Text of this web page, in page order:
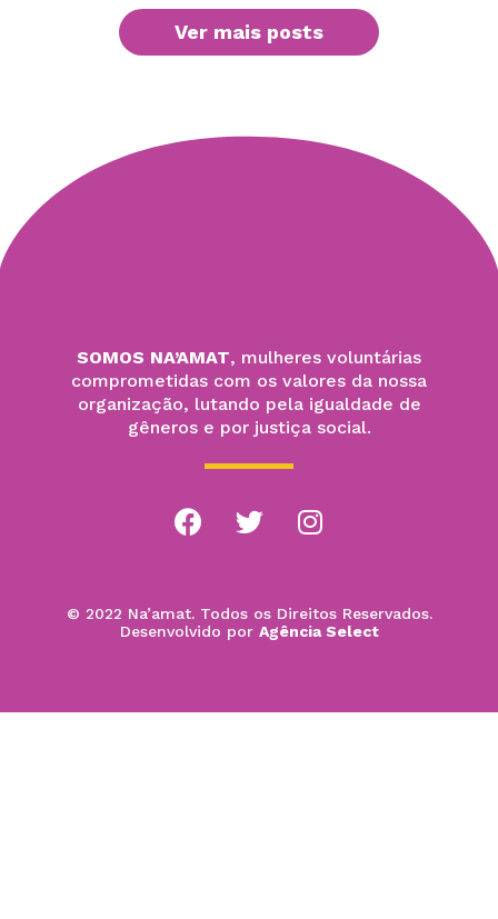
Ver mais posts
SOMOS NA’AMAT, mulheres voluntárias
comprometidas com os valores da nossa
organização, lutando pela igualdade de
gêneros e por justiça social.
© 2022 Na’amat. Todos os Direitos Reservados.
Desenvolvido por Agência Select